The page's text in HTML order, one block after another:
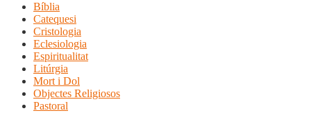
Bíblia
Catequesi
Cristologia
Eclesiologia
Espiritualitat
Litúrgia
Mort i Dol
Objectes Religiosos
Pastoral